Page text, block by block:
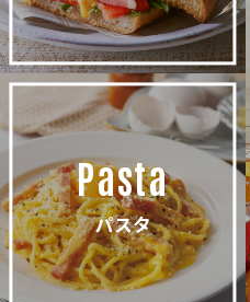
Pasta
パスタ